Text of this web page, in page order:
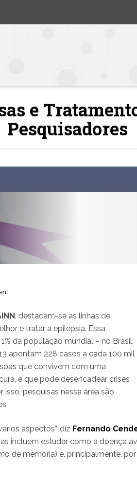
e
Pesquisadores
, destacam-se as linhas de
e tratar a epilepsia. Essa
da população mundial – no Brasil,
apontam 228 casos a cada 100 mil
que convivem com uma
e que pode desencadear crises
pesquisas nessa área são
aspectos”, diz Fernando
incluem estudar como a doença
de memória) e, principalmente,